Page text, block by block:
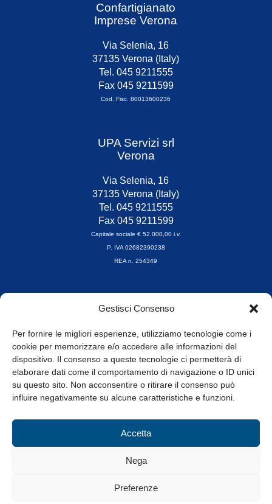
Gestisci Consenso
Per fornire le migliori esperienze, utilizziamo tecnologie come i
cookie per memorizzare e/o accedere alle informazioni del
dispositivo. Il consenso a queste tecnologie ci permetterà di
elaborare dati come il comportamento di navigazione o ID unici
su questo sito. Non acconsentire o ritirare il consenso può
influire negativamente su alcune caratteristiche e funzioni.
Accetta
Nega
Preferenze
Confartigianato
Imprese Verona
Via Selenia, 16
37135 Verona (Italy)
Tel. 045 9211555
Fax 045 9211599
Cod. Fisc. 80013600236
UPA Servizi srl
Verona
Via Selenia, 16
37135 Verona (Italy)
Tel. 045 9211555
Fax 045 9211599
Capitale sociale € 52.000,00 i.v.
P. IVA 02682390238
REA n. 254349
Orari di apertura
8.30-13.00 / 14.00-17.30
Whistleblowing
© Tutti i diritti riservati
Privacy Policy e Cookie|Informativa Cookie